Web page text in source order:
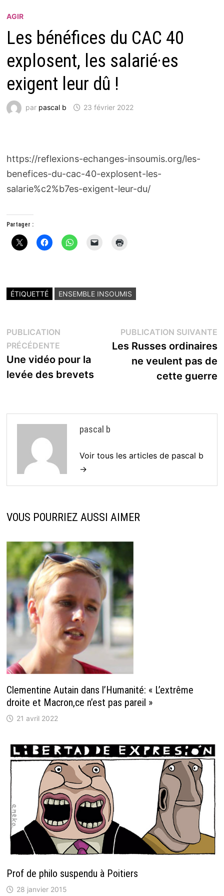
AGIR
Les bénéfices du CAC 40
explosent, les salarié·es
exigent leur dû !
par pascal b 23 février 2022
https://reflexions-echanges-insoumis.org/les-
benefices-du-cac-40-explosent-les-
salarie%c2%b7es-exigent-leur-du/
Partager :
ÉTIQUETTÉ ENSEMBLE INSOUMIS
Navigation
de
l’article
PUBLICATION
PRÉCÉDENTEPublication
précédente :
Une vidéo pour la
levée des brevets
PUBLICATION SUIVANTE
Les Russes ordinaires
ne veulent pas de
cette guerre
pascal b
Voir tous les articles de pascal b
→
VOUS POURRIEZ AUSSI AIMER
Clementine Autain dans l’Humanité: « L’extrême
droite et Macron,ce n’est pas pareil »
21 avril 2022
Prof de philo suspendu à Poitiers
28 janvier 2015